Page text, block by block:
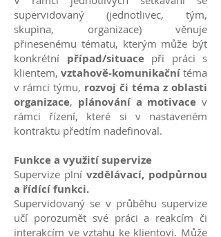
supervidovaný (jednotlivec, tým,
skupina, organizace) věnuje
přinesenému tématu, kterým může být
konkrétní případ/situacepři práci s
klientem, vztahově-komunikační téma
v rámci týmu, rozvoj či téma z oblasti
organizace, plánování a motivace v
rámci řízení, které si v nastaveném
kontraktu předtím nadefinoval.
Funkce a využití supervize
Supervize plní vzdělávací, podpůrnou
a řídící funkci.
Supervidovaný se v průběhu supervize
učí porozumět své práci a reakcím či
interakcím ve vztahu ke klientovi. Může